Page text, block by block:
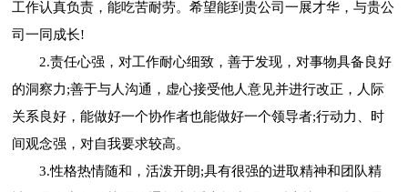
工作认真负责，能吃苦耐劳。希望能到贵公司一展才华，与贵公
司一同成长!
2.责任心强，对工作耐心细致，善于发现，对事物具备良好
的洞察力;善于与人沟通，虚心接受他人意见并进行改正，人际
关系良好，能做好一个协作者也能做好一个领导者;行动力、时
间观念强，对自我要求较高。
3.性格热情随和，活泼开朗;具有很强的进取精神和团队精